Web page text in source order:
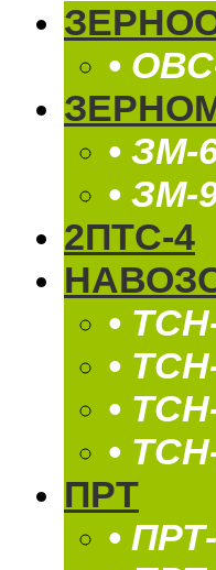
•
• ЗМ-
• ЗМ-
2ПТС-4
•
•
•
•
ПРТ
•